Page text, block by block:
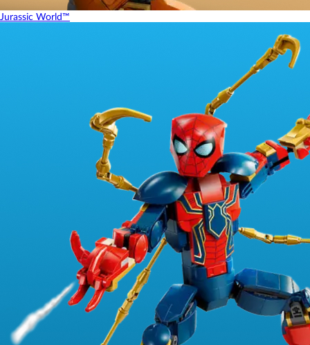
Jurassic World™